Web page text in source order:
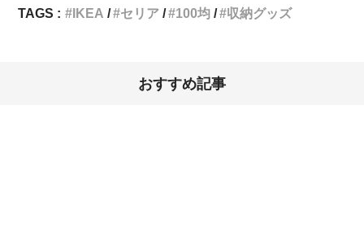
TAGS :
IKEA セリア 100均 収納グッズ
おすすめ記事